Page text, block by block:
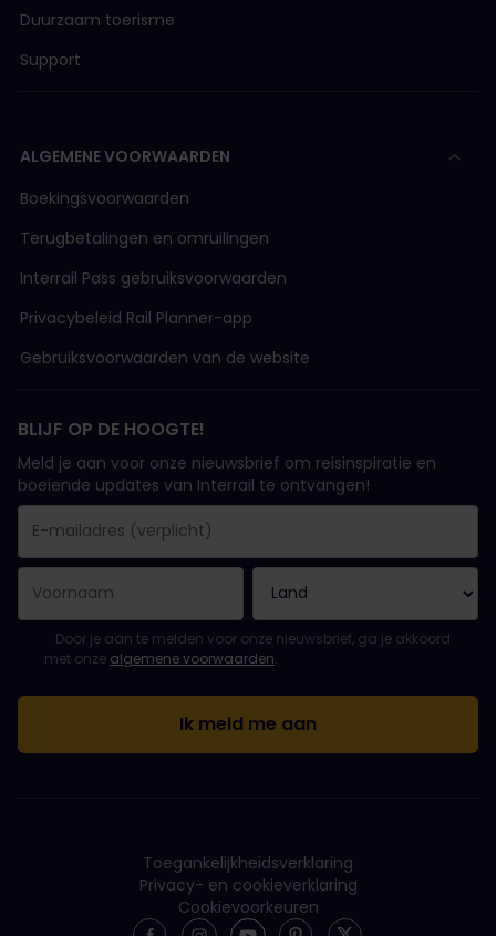
Duurzaam toerisme
Support
ALGEMENE VOORWAARDEN
Boekingsvoorwaarden
Terugbetalingen en omruilingen
Interrail Pass gebruiksvoorwaarden
Privacybeleid Rail Planner-app
Gebruiksvoorwaarden van de website
BLIJF OP DE HOOGTE!
Meld je aan voor onze nieuwsbrief om reisinspiratie en
boeiende updates van Interrail te ontvangen!
E-mailadres is een verplicht veld!
E-mailadres is ongeldig!
Fout bij het abonneren op de nieuwsbrief. Probeer het later
Je hebt je al geabonneerd op deze nieuwsbrief!
Ga akkoord met de algemene voorwaarden om je in te
Door je aan te melden voor onze nieuwsbrief, ga je akkoord
met onze algemene voorwaarden.
Toegankelijkheidsverklaring
Privacy- en cookieverklaring
Cookievoorkeuren